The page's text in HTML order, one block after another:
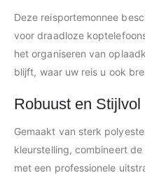
Deze reisportemonnee
voor draadloze
het organiseren van
blijft, waar uw reis u ook
Robuust en Stijlvol
Gemaakt van sterk
kleurstelling, combineert
met een professionele